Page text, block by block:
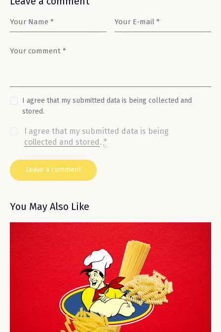
I agree that my submitted data is being collected and
stored.
I agree that my submitted data is being
collected and stored. *
You May Also Like